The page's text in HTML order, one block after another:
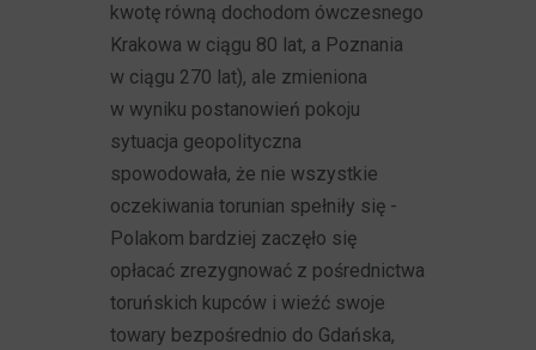
kwotę równą dochodom ówczesnego
Krakowa w ciągu 80 lat, a Poznania
w ciągu 270 lat), ale zmieniona
w wyniku postanowień pokoju
sytuacja geopolityczna
spowodowała, że nie wszystkie
oczekiwania torunian spełniły się -
Polakom bardziej zaczęło się
opłacać zrezygnować z pośrednictwa
toruńskich kupców i wieźć swoje
towary bezpośrednio do Gdańska,